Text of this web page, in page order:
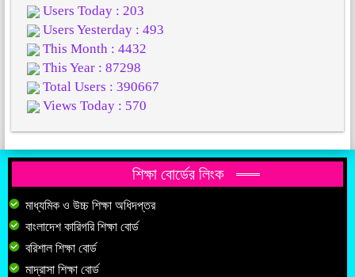
Users Today : 203
Users Yesterday : 493
This Month : 4432
This Year : 87298
Total Users : 390667
Views Today : 570
শিক্ষা বোর্ডের লিংক
মাধ্যমিক ও উচ্চ শিক্ষা অধিদপ্তর
বাংলাদেশ কারিগরি শিক্ষা বোর্ড
বরিশাল শিক্ষা বোর্ড
মাদ্রাসা শিক্ষা বোর্ড